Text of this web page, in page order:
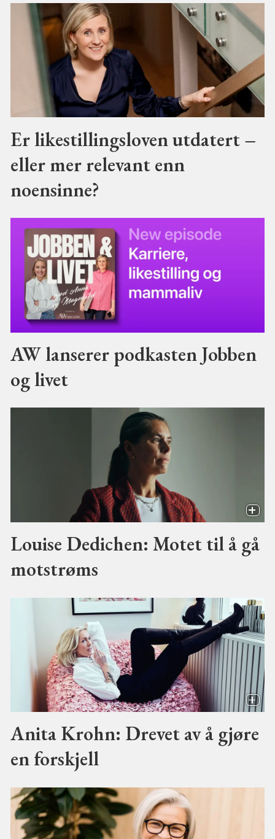
Er likestillingsloven utdatert –
eller mer relevant enn
noensinne?
AW lanserer podkasten Jobben
og livet
Louise Dedichen: Motet til å gå
motstrøms
Anita Krohn: Drevet av å gjøre
en forskjell